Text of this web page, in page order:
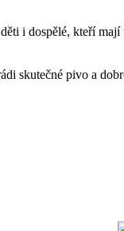
i dospělé, kteří
skutečné pivo a